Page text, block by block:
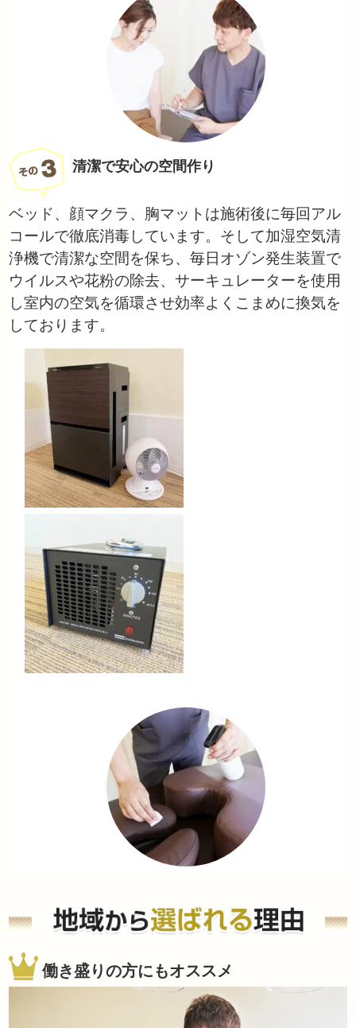
清潔で安心の空間作り
ベッド、顔マクラ、胸マットは施術後に毎回アル
コールで徹底消毒しています。そして加湿空気清
浄機で清潔な空間を保ち、毎日オゾン発生装置で
ウイルスや花粉の除去、サーキュレーターを使用
し室内の空気を循環させ効率よくこまめに換気を
しております。
働き盛りの方にもオススメ